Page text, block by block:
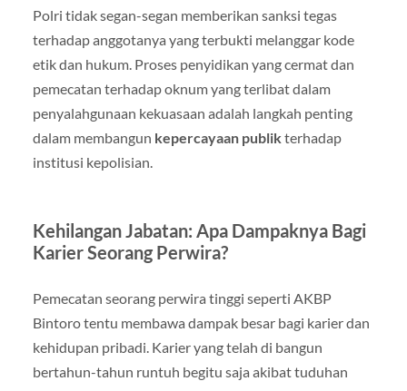
Polri tidak segan-segan memberikan sanksi tegas
terhadap anggotanya yang terbukti melanggar kode
etik dan hukum. Proses penyidikan yang cermat dan
pemecatan terhadap oknum yang terlibat dalam
penyalahgunaan kekuasaan adalah langkah penting
dalam membangun kepercayaan publikterhadap
institusi kepolisian.
Kehilangan Jabatan: Apa Dampaknya Bagi
Karier Seorang Perwira?
Pemecatan seorang perwira tinggi seperti AKBP
Bintoro tentu membawa dampak besar bagi karier dan
kehidupan pribadi. Karier yang telah di bangun
bertahun-tahun runtuh begitu saja akibat tuduhan